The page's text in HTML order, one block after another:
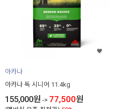
아카나
아카나 독 시니어 11.4kg
155,000원 -> 77,500원